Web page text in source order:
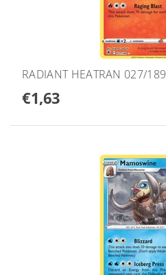
RADIANT HEATRAN 027/189
€1,63